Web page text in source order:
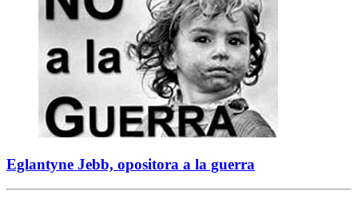
Eglantyne Jebb, opositora a la guerra